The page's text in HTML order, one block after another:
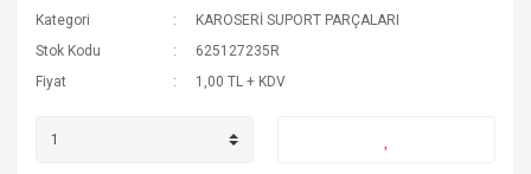
Kategori
KAROSERİ SUPORT PARÇALARI
Stok Kodu
625127235R
Fiyat
1,00 TL + KDV